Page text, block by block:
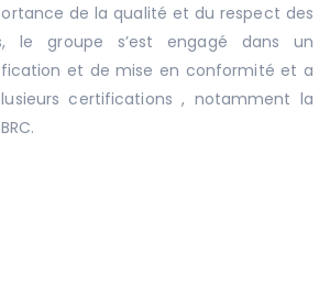
de la qualité et du respect des
le groupe s’est engagé dans un
et de mise en conformité et a
certifications , notamment la